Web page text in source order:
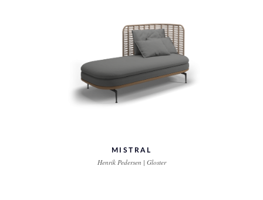
MISTRAL
Henrik Pedersen | Gloster